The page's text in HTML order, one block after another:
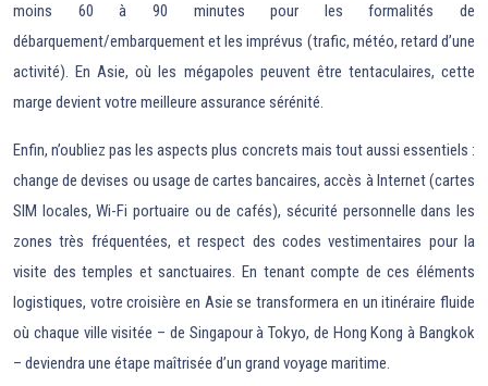
moins 60 à 90 minutes pour les formalités de
débarquement/embarquement et les imprévus (trafic, météo, retard d’une
activité). En Asie, où les mégapoles peuvent être tentaculaires, cette
marge devient votre meilleure assurance sérénité.
Enfin, n’oubliez pas les aspects plus concrets mais tout aussi essentiels :
change de devises ou usage de cartes bancaires, accès à Internet (cartes
SIM locales, Wi-Fi portuaire ou de cafés), sécurité personnelle dans les
zones très fréquentées, et respect des codes vestimentaires pour la
visite des temples et sanctuaires. En tenant compte de ces éléments
logistiques, votre croisière en Asie se transformera en un itinéraire fluide
où chaque ville visitée – de Singapour à Tokyo, de Hong Kong à Bangkok
– deviendra une étape maîtrisée d’un grand voyage maritime.